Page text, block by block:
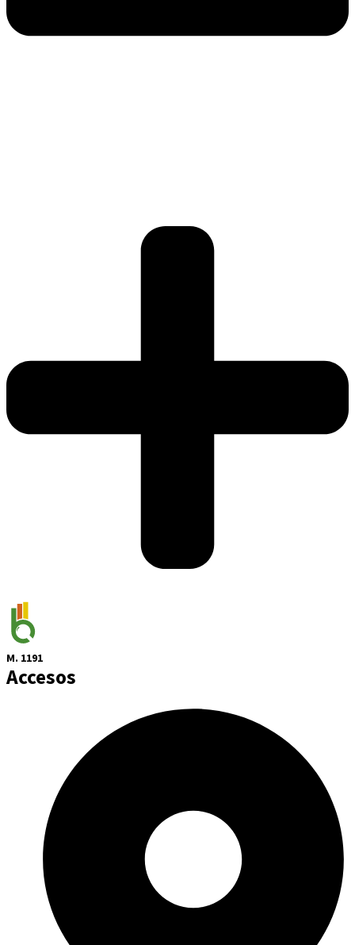
M. 1191
Accesos